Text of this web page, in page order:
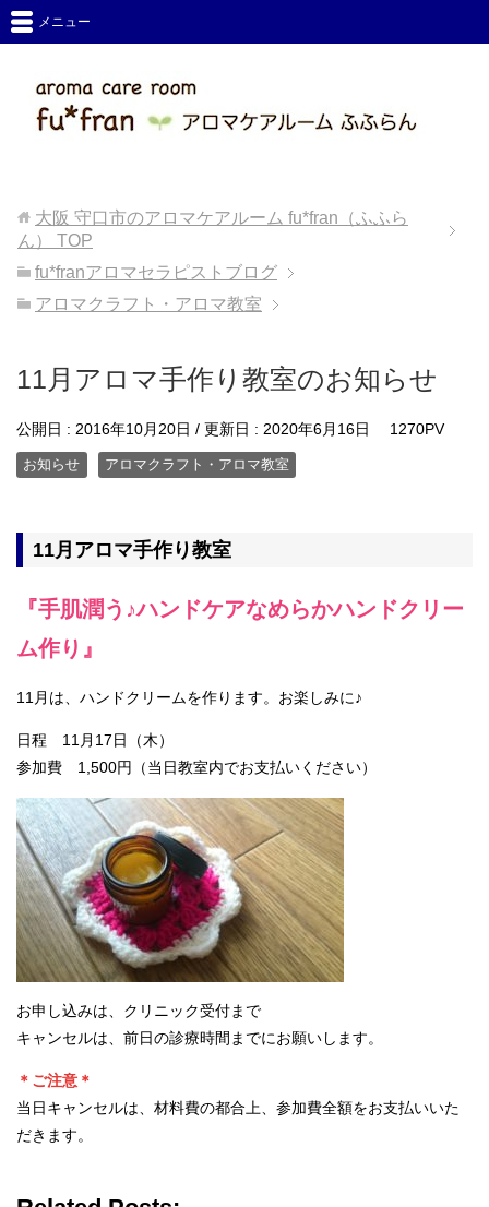
メニュー
大阪 守口市のアロマケアルーム fu*fran（ふふら
ん）
TOP
fu*franアロマセラピストブログ
アロマクラフト・アロマ教室
11月アロマ手作り教室のお知らせ
公開日 : 2016年10月20日 / 更新日 : 2020年6月16日 1270PV
お知らせ アロマクラフト・アロマ教室
11月アロマ手作り教室
『手肌潤う♪ハンドケアなめらかハンドクリー
ム作り』
11月は、ハンドクリームを作ります。お楽しみに♪
日程 11月17日（木）
参加費 1,500円（当日教室内でお支払いください）
お申し込みは、クリニック受付まで
キャンセルは、前日の診療時間までにお願いします。
＊ご注意＊
当日キャンセルは、材料費の都合上、参加費全額をお支払いいた
だきます。